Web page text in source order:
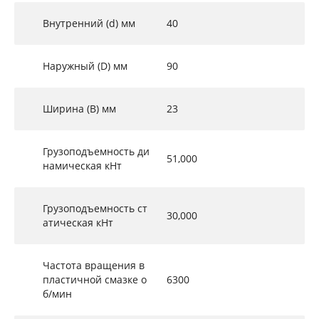
Внутренний (d) мм 40
Наружный (D) мм 90
Ширина (B) мм 23
Грузоподъемность ди
намическая кНт
51,000
Грузоподъемность ст
атическая кНт
30,000
Частота вращения в
пластичной смазке о
б/мин
6300